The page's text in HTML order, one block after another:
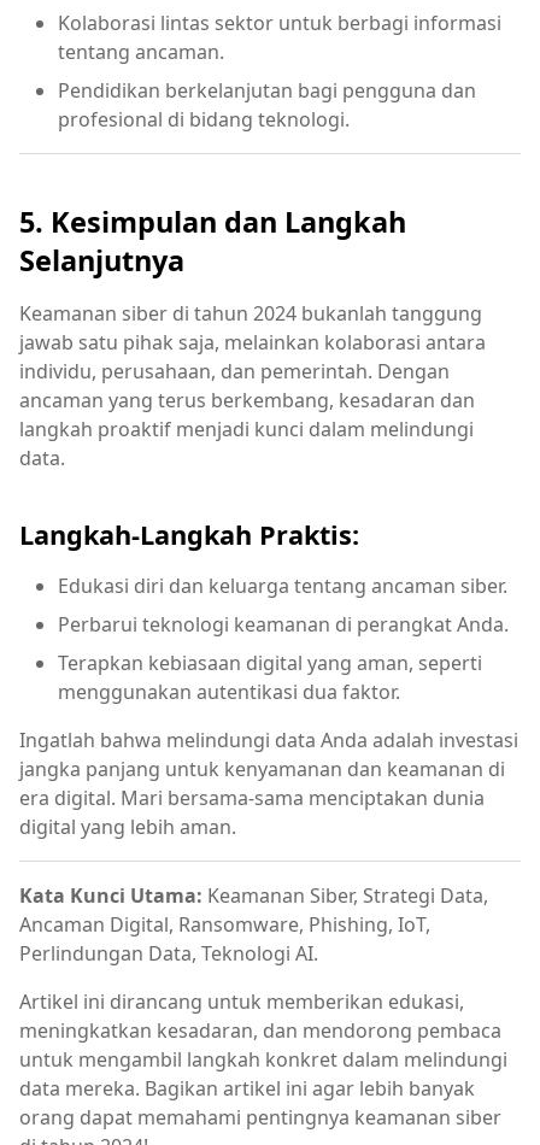
Kolaborasi lintas sektor untuk berbagi informasi
tentang ancaman.
Pendidikan berkelanjutan bagi pengguna dan
profesional di bidang teknologi.
5. Kesimpulan dan Langkah
Selanjutnya
Keamanan siber di tahun 2024 bukanlah tanggung
jawab satu pihak saja, melainkan kolaborasi antara
individu, perusahaan, dan pemerintah. Dengan
ancaman yang terus berkembang, kesadaran dan
langkah proaktif menjadi kunci dalam melindungi
data.
Langkah-Langkah Praktis:
Edukasi diri dan keluarga tentang ancaman siber.
Perbarui teknologi keamanan di perangkat Anda.
Terapkan kebiasaan digital yang aman, seperti
menggunakan autentikasi dua faktor.
Ingatlah bahwa melindungi data Anda adalah investasi
jangka panjang untuk kenyamanan dan keamanan di
era digital. Mari bersama-sama menciptakan dunia
digital yang lebih aman.
Kata Kunci Utama: Keamanan Siber, Strategi Data,
Ancaman Digital, Ransomware, Phishing, IoT,
Perlindungan Data, Teknologi AI.
Artikel ini dirancang untuk memberikan edukasi,
meningkatkan kesadaran, dan mendorong pembaca
untuk mengambil langkah konkret dalam melindungi
data mereka. Bagikan artikel ini agar lebih banyak
orang dapat memahami pentingnya keamanan siber